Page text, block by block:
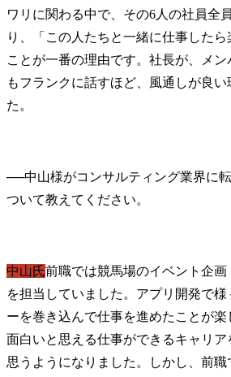
ワリに関わる中で、その6人の社員全
り、「この人たちと一緒に仕事した
ことが一番の理由です。社長が、メン
もフランクに話すほど、風通しが良
た。
──中山様がコンサルティング業界に
中山氏前職では競馬場のイベント企
を担当していました。アプリ開発で
ーを巻き込んで仕事を進めたことが
面白いと思える仕事ができるキャリア
思うようになりました。しかし、前